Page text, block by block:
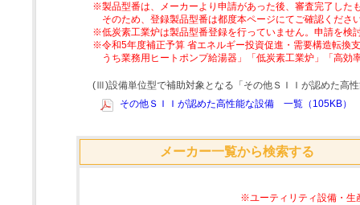
※製品型番は、メーカーより申請があった後、審査完了した
そのため、登録製品型番は都度本ページにてご確認くださ
※低炭素工業炉は製品型番登録を行っていません。申請を検
※令和5年度補正予算 省エネルギー投資促進・需要構造転換
うち業務用ヒートポンプ給湯器」「低炭素工業炉」「高
(Ⅲ)設備単位型で補助対象となる「その他ＳＩＩが認めた高
その他ＳＩＩが認めた高性能な設備 一覧（105KB）
メーカー一覧から検索する
※ユーティリティ設備・生